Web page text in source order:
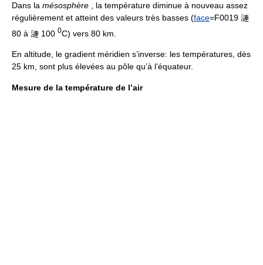
Dans la mésosphère , la température diminue à nouveau assez
régulièrement et atteint des valeurs très basses (face=F0019 漣
80 à 漣 100 0C) vers 80 km.
En altitude, le gradient méridien s’inverse: les températures, dès
25 km, sont plus élevées au pôle qu’à l’équateur.
Mesure de la température de l’air